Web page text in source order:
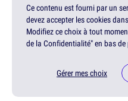
Ce contenu est fourni par un
devez accepter les cookies
Modifiez ce choix à tout
de la Confidentialité" en bas de
Gérer mes choix